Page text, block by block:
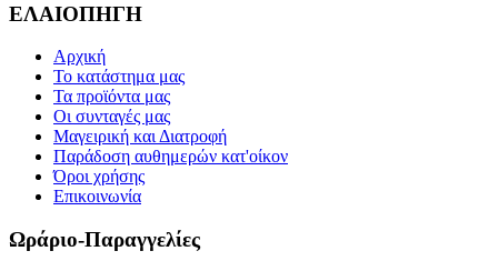
ΕΛΑΙΟΠΗΓΗ
Αρχική
Το κατάστημα μας
Τα προϊόντα μας
Οι συνταγές μας
Μαγειρική και Διατροφή
Παράδοση αυθημερών κατ'οίκον
Όροι χρήσης
Επικοινωνία
Ωράριο-Παραγγελίες